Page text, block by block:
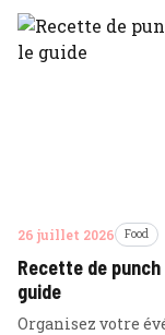
26 juillet 2026 Food
Recette de
guide
Organisez votre